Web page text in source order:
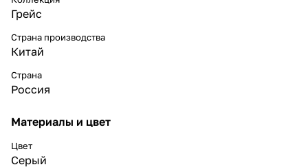
Грейс
Страна производства
Китай
Страна
Россия
Материалы и цвет
Цвет
Серый